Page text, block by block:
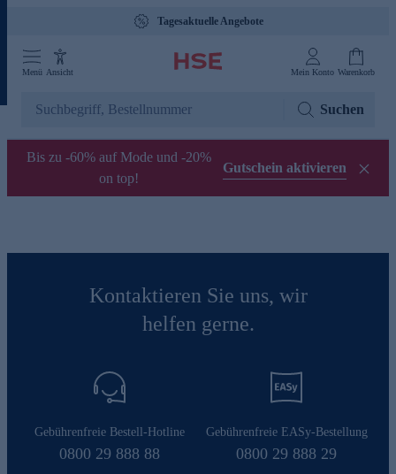
Tagesaktuelle Angebote
Menü Ansicht Mein Konto Warenkorb
Suchen
Bis zu -60% auf Mode und -20%
on top!
Gutschein aktivieren
Kontaktieren Sie uns, wir
helfen gerne.
Gebührenfreie Bestell-Hotline
0800 29 888 88
Gebührenfreie EASy-Bestellung
0800 29 888 29